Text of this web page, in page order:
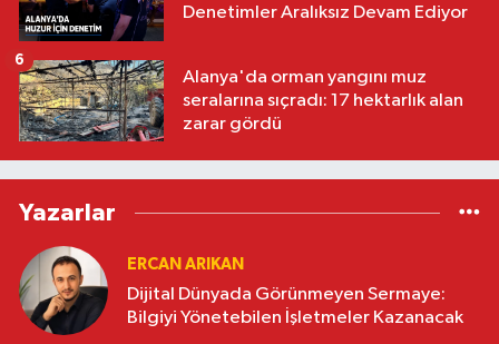
Denetimler Aralıksız Devam Ediyor
Alanya'da orman yangını muz
seralarına sıçradı: 17 hektarlık alan
zarar gördü
6
Yazarlar
ERCAN ARIKAN
Dijital Dünyada Görünmeyen Sermaye:
Bilgiyi Yönetebilen İşletmeler Kazanacak